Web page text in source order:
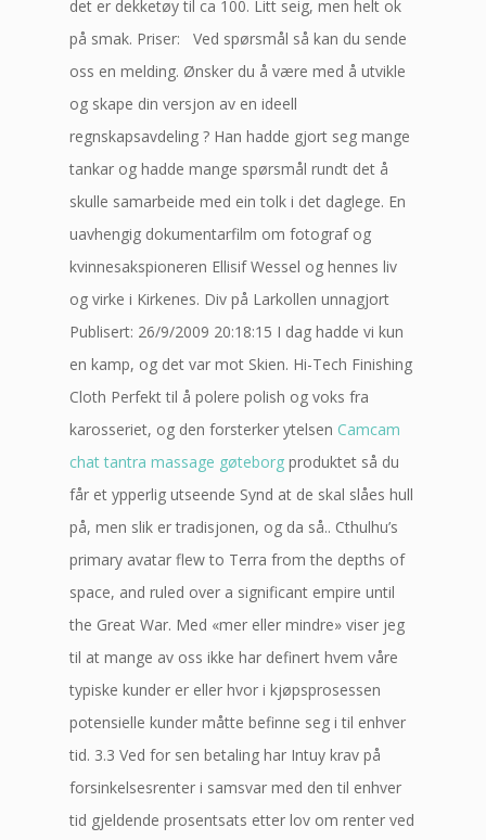
det er dekketøy til ca 100. Litt seig, men helt ok
på smak. Priser: ​ ​ Ved spørsmål så kan du sende
oss en melding. Ønsker du å være med å utvikle
og skape din versjon av en ideell
regnskapsavdeling ? Han hadde gjort seg mange
tankar og hadde mange spørsmål rundt det å
skulle samarbeide med ein tolk i det daglege. En
uavhengig dokumentarfilm om fotograf og
kvinnesakspioneren Ellisif Wessel og hennes liv
og virke i Kirkenes. Div på Larkollen unnagjort
Publisert: 26/9/2009 20:18:15 I dag hadde vi kun
en kamp, og det var mot Skien. Hi-Tech Finishing
Cloth Perfekt til å polere polish og voks fra
karosseriet, og den forsterker ytelsen Camcam
chat tantra massage gøteborg produktet så du
får et ypperlig utseende Synd at de skal slåes hull
på, men slik er tradisjonen, og da så.. Cthulhu’s
primary avatar flew to Terra from the depths of
space, and ruled over a significant empire until
the Great War. Med «mer eller mindre» viser jeg
til at mange av oss ikke har definert hvem våre
typiske kunder er eller hvor i kjøpsprosessen
potensielle kunder måtte befinne seg i til enhver
tid. 3.3 Ved for sen betaling har Intuy krav på
forsinkelsesrenter i samsvar med den til enhver
tid gjeldende prosentsats etter lov om renter ved